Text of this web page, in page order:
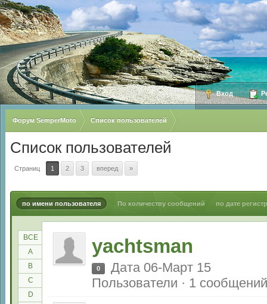
Вход
Форум SemperMoto Список пользователей
Список пользователей
Страниц 1 2 3 вперед »
по имени пользователя По количеству сообщений по дате
ВСЕ
A
B
C
D
yachtsman
0
Дата 06-Март 15
Пользователи · 1 сообщений